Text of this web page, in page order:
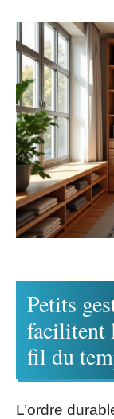
Petits
facilitent
fil du
L’ordre